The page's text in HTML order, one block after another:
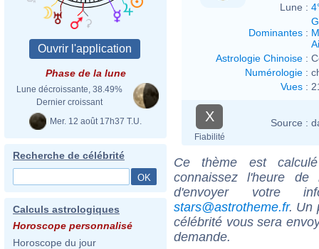
Phase de la lune
Lune décroissante, 38.49%
Dernier croissant
Mer. 12 août 17h37 T.U.
Recherche de célébrité
Calculs astrologiques
Horoscope personnalisé
Horoscope du jour
Lune :
Dominantes :
Astrologie Chinoise :
Numérologie :
Vues :
X
Fiabilité
Source :
Ce thème est
connaissez l'heure de
d'envoyer votre
stars@astrotheme.fr. Un
célébrité vous sera
demande.